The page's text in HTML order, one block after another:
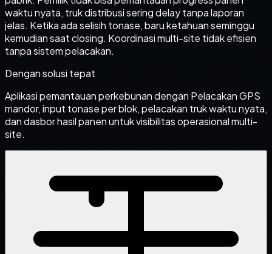
waktu nyata, truk distribusi sering delay tanpa laporan
jelas. Ketika ada selisih tonase, baru ketahuan seminggu
kemudian saat closing. Koordinasi multi-site tidak efisien
tanpa sistem pelacakan.
Dengan solusi tepat
Aplikasi pemantauan perkebunan dengan Pelacakan GPS
mandor, input tonase per blok, pelacakan truk waktu nyata,
dan dasbor hasil panen untuk visibilitas operasional multi-
site.